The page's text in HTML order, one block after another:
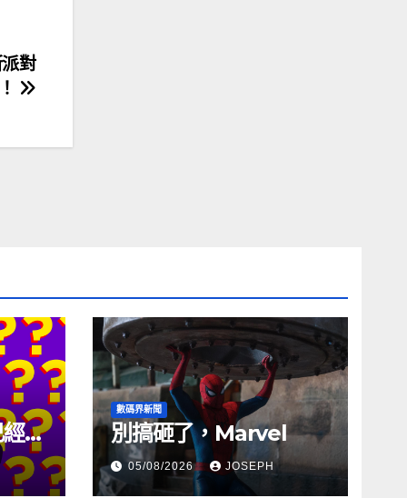
對
幾
數碼界新聞
別搞砸了，Marvel
05/08/2026 JOSEPH